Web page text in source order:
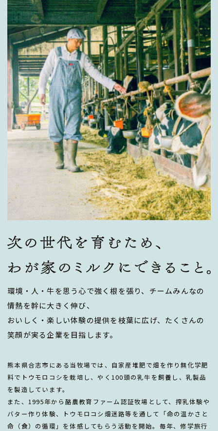
環境・人・牛を思う心で強く根を張り、チームみんなの
情熱を幹に大きく伸び、
おいしく・楽しい体験の提供を枝葉に広げ、たくさんの
笑顔が実る企業を目指します。
熊本県合志市にある当牧場では、自家産堆肥で畑を作り無化学肥
料でトウモロコシを栽培し、やく100頭の乳牛を飼養し、乳製品
を製造しています。
また、1995年から酪農教育ファーム認証牧場として、搾乳体験や
バター作り体験、トウモロコシ畑迷路等を通して「命の温かさと
命（食）の循環」を体感してもらう活動を開始。毎年、修学旅行